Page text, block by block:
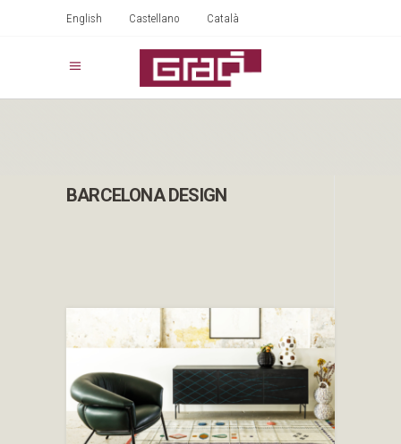
English Castellano Català
BARCELONA DESIGN